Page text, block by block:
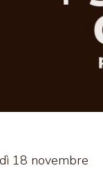
18 novembre